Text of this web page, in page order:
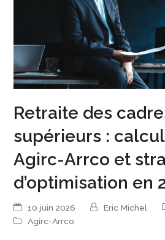
Retraite des
supérieurs :
Agirc-Arrco et
d’optimisation en
10 juin 2026 Eric Michel
Agirc-Arrco